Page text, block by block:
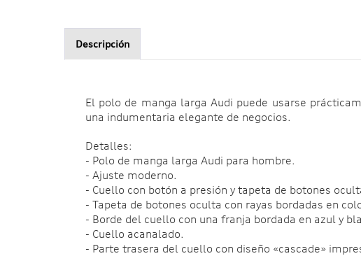
Descripción
El polo de manga larga Audi puede usarse
una indumentaria elegante de negocios.
Detalles:
- Polo de manga larga Audi para hombre.
- Ajuste moderno.
- Cuello con botón a presión y tapeta de botones
- Tapeta de botones oculta con rayas bordadas en
- Borde del cuello con una franja bordada en azul y
- Cuello acanalado.
- Parte trasera del cuello con diseño «cascade»